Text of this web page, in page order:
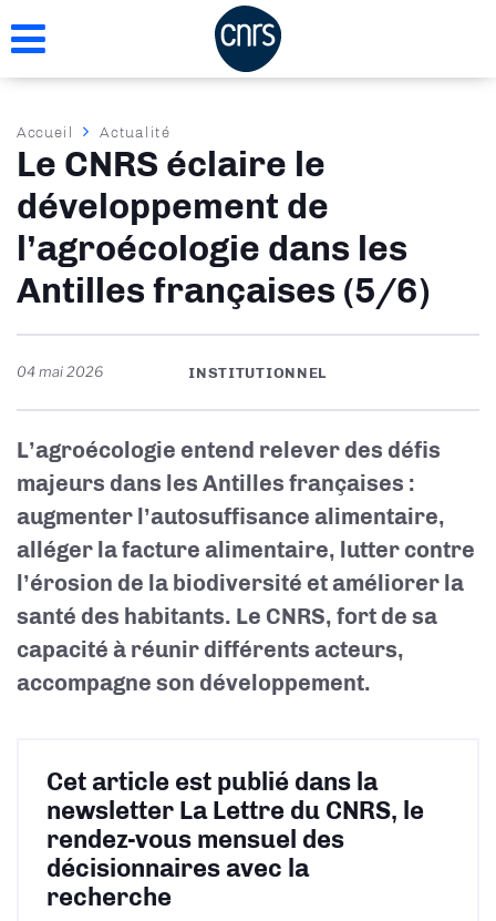
au
Fil
d'Ariane
Accueil Actualité
Le CNRS éclaire le
développement de
l’agroécologie dans les
Antilles françaises (5/6)
04 mai 2026 INSTITUTIONNEL
L’agroécologie entend relever des défis
majeurs dans les Antilles françaises :
augmenter l’autosuffisance alimentaire,
alléger la facture alimentaire, lutter contre
l’érosion de la biodiversité et améliorer la
santé des habitants. Le CNRS, fort de sa
capacité à réunir différents acteurs,
accompagne son développement.
Cet article est publié dans la
newsletter La Lettre du CNRS, le
rendez-vous mensuel des
décisionnaires avec la
recherche